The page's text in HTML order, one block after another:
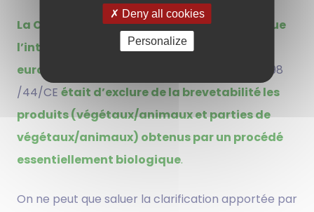
La Commission avait clairement indiqué que
l’intention du législateur de l’Union
européenne
lors de l’adoption de la directive 98
/44/CE était d’exclure de la brevetabilité les
produits (végétaux/animaux et parties de
végétaux/animaux) obtenus par un procédé
essentiellement biologique.
On ne peut que saluer la clarification apportée par
Deny all cookies
Personalize